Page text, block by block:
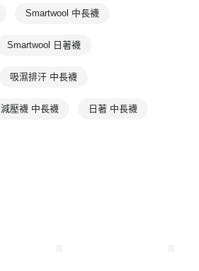
Smartwool 中長襪
Smartwool 日著襪
吸濕排汗 中長襪
減壓襪 中長襪 日著 中長襪